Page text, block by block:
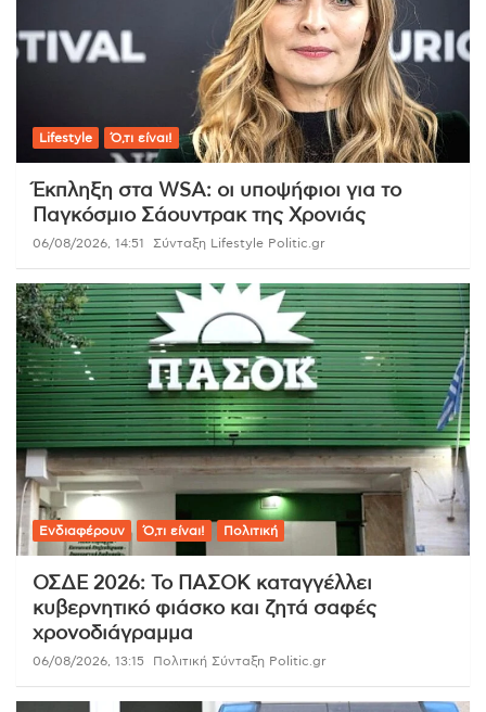
Lifestyle Ό,τι είναι!
Έκπληξη στα WSA: οι υποψήφιοι για το
Παγκόσμιο Σάουντρακ της Χρονιάς
06/08/2026, 14:51 Σύνταξη Lifestyle Politic.gr
Ενδιαφέρουν Ό,τι είναι! Πολιτική
ΟΣΔΕ 2026: Το ΠΑΣΟΚ καταγγέλλει
κυβερνητικό φιάσκο και ζητά σαφές
χρονοδιάγραμμα
06/08/2026, 13:15 Πολιτική Σύνταξη Politic.gr